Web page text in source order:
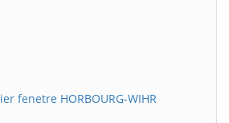
fenetre HORBOURG-WIHR